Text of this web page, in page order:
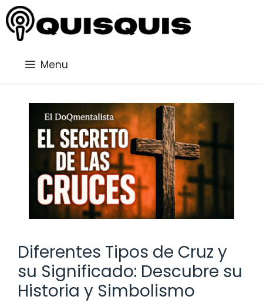
Saltar
al
contenido
Menu
Diferentes Tipos de Cruz y
su Significado: Descubre su
Historia y Simbolismo